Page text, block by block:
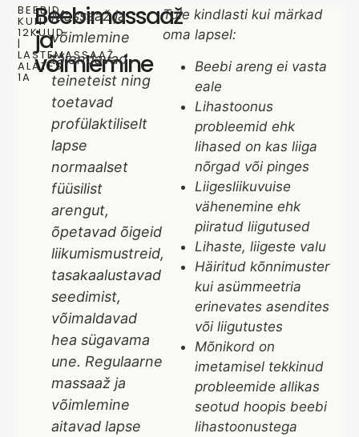
BEEBID
KUNI
12KUUD
|
LASTEMASSAAŽ
ALATES
1A
Beebimassaaž
ja
võimlemine
Massaaž ja
võimlemine
täiendavad
teineteist ning
toetavad
profülaktiliselt
lapse
normaalset
füüsilist
arengut,
õpetavad õigeid
liikumismustreid,
tasakaalustavad
seedimist,
võimaldavad
hea sügavama
une. Regulaarne
massaaž ja
võimlemine
aitavad lapse
Tule kindlasti kui märkad
oma lapsel:
Beebi areng ei vasta
eale
Lihastoonus
probleemid ehk
lihased on kas liiga
nõrgad või pinges
Liigesliikuvuise
vähenemine ehk
piiratud liigutused
Lihaste, liigeste valu
Häiritud kõnnimuster
kui asümmeetria
erinevates asendites
või liigutustes
Mõnikord on
imetamisel tekkinud
probleemide allikas
seotud hoopis beebi
lihastoonustega